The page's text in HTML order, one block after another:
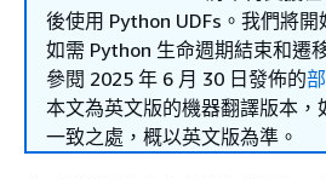
後使用 Python UDFs。我們將開
如需 Python 生命週期結束和遷
參閱 2025 年 6 月 30 日發佈的
本文為英文版的機器翻譯版本，
一致之處，概以英文版為準。